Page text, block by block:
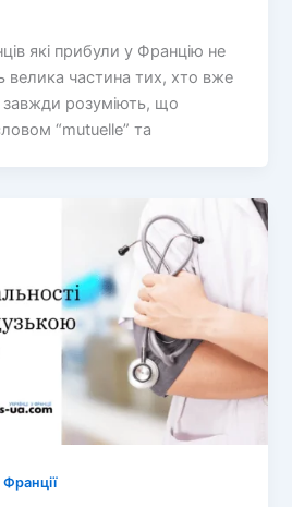
які прибули у Францію не
велика частина тих, хто вже
завжди розуміють, що
“mutuelle” та
Франції